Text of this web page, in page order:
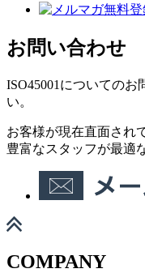
お問い合わせ
ISO45001についてのお
い。
お客様が現在直面され
豊富なスタッフが最適
COMPANY